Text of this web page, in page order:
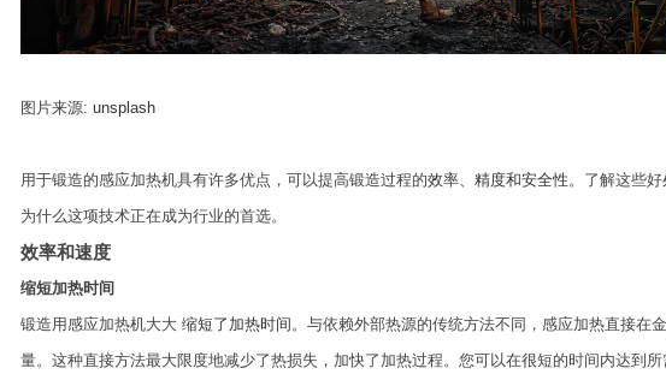
图片来源: unsplash
用于锻造的感应加热机具有许多优点，可以提高锻造过程的效率、精度和安全性 。了解这些
为什么这项技术正在成为行业的首选。
效率和速度
缩短加热时间
锻造用感应加热机大大缩短了加热时间 。与依赖外部热源的传统方法不同，感应加热直接在
量。这种直接方法最大限度地减少了热损失，加快了加热过程。您可以在很短的时间内达到